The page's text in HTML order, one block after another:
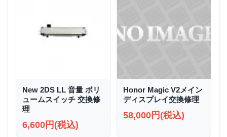
New 2DS LL 音量 ボリ
ュームスイッチ 交換修
理
6,600円(税込)
Honor Magic V2メイン
ディスプレイ交換修理
58,000円(税込)